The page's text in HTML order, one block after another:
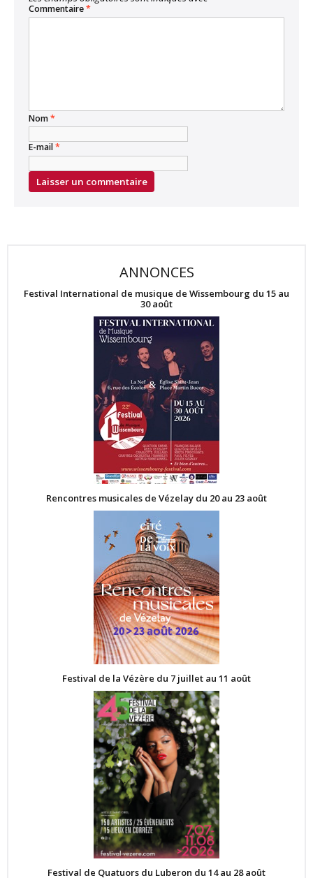
Commentaire*
Nom*
E-mail*
ANNONCES
Festival International de musique de Wissembourg du 15 au
30 août
Rencontres musicales de Vézelay du 20 au 23 août
Festival de la Vézère du 7 juillet au 11 août
Festival de Quatuors du Luberon du 14 au 28 août